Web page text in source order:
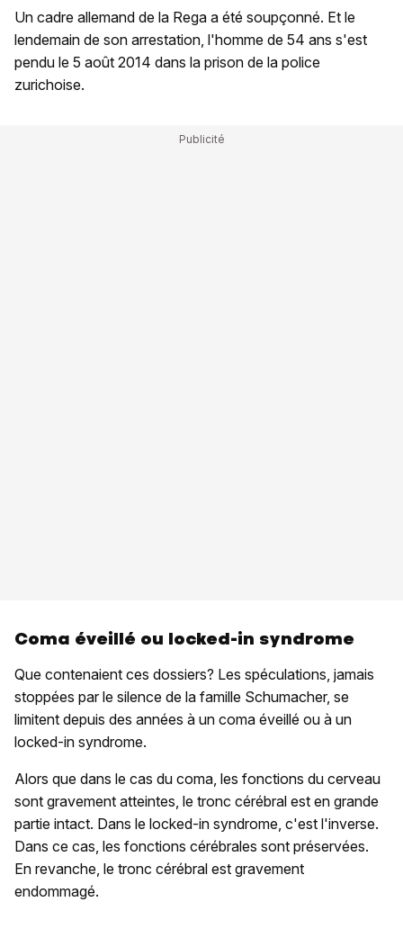
Un cadre allemand de la Rega a été soupçonné. Et le
lendemain de son arrestation, l'homme de 54 ans s'est
pendu le 5 août 2014 dans la prison de la police
zurichoise.
Coma éveillé ou locked-in syndrome
Que contenaient ces dossiers? Les spéculations, jamais
stoppées par le silence de la famille Schumacher, se
limitent depuis des années à un coma éveillé ou à un
locked-in syndrome.
Alors que dans le cas du coma, les fonctions du cerveau
sont gravement atteintes, le tronc cérébral est en grande
partie intact. Dans le locked-in syndrome, c'est l'inverse.
Dans ce cas, les fonctions cérébrales sont préservées.
En revanche, le tronc cérébral est gravement
endommagé.